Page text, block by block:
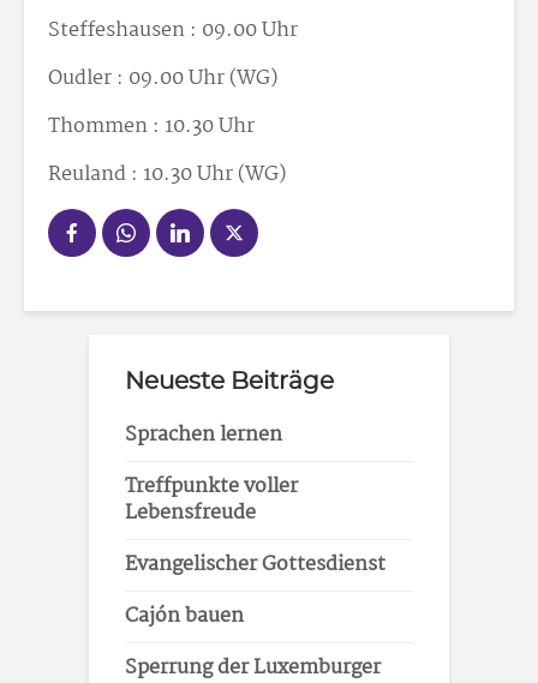
Steffeshausen : 09.00 Uhr
Oudler : 09.00 Uhr (WG)
Thommen : 10.30 Uhr
Reuland : 10.30 Uhr (WG)
Neueste Beiträge
Sprachen lernen
Treffpunkte voller
Lebensfreude
Evangelischer Gottesdienst
Cajón bauen
Sperrung der Luxemburger